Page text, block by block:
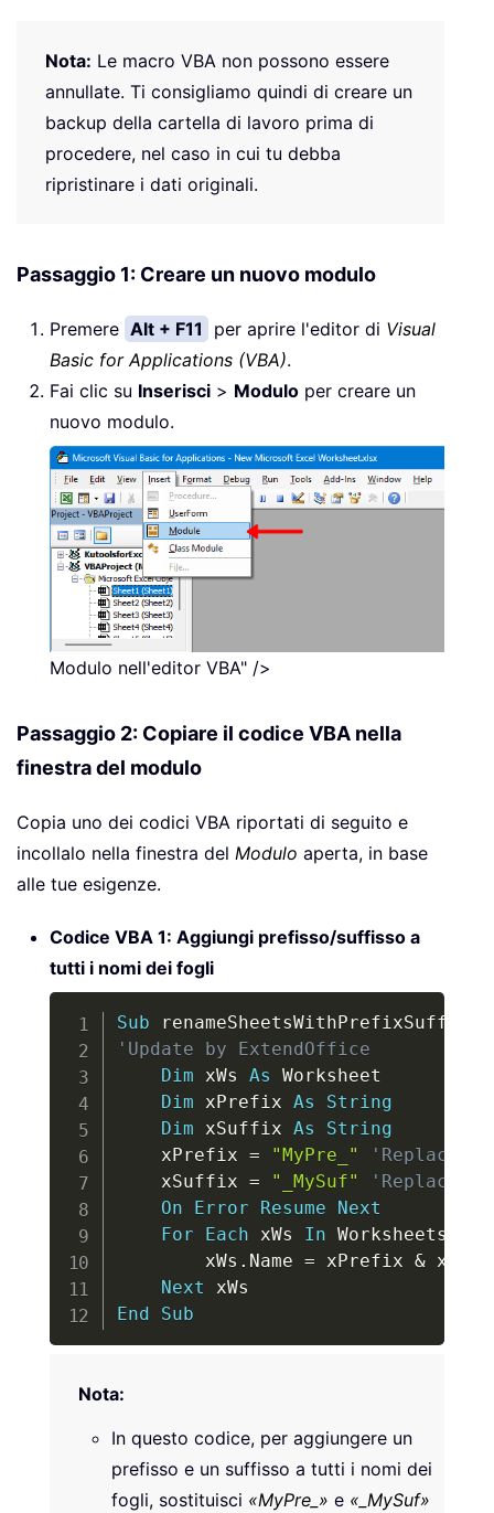
Nota: Le macro VBA non possono essere
annullate. Ti consigliamo quindi di creare un
backup della cartella di lavoro prima di
procedere, nel caso in cui tu debba
ripristinare i dati originali.
Passaggio 1: Creare un nuovo modulo
Premere Alt + F11 per aprire l'editor di Visual
Basic for Applications (VBA).
Fai clic su Inserisci > Modulo per creare un
nuovo modulo.
Modulo nell'editor VBA" />
Passaggio 2: Copiare il codice VBA nella
finestra del modulo
Copia uno dei codici VBA riportati di seguito e
incollalo nella finestra del Modulo aperta, in base
alle tue esigenze.
Codice VBA 1: Aggiungi prefisso/suffisso a
tutti i nomi dei fogli
Sub renameSheetsWithPrefixSuffix
'Update by ExtendOffice
Dim xWs As Worksheet
Dim xPrefix As
String
Dim xSuffix As
String
    xPrefix
= "MyPre_"
'Replace
    xSuffix
= "_MySuf"
'Replace
On
Error Resume
Next
For
Each xWs In Worksheets
        xWs
. Name = xPrefix & xWs
Next
End
Sub
Copy
Nota:
In questo codice, per aggiungere un
prefisso e un suffisso a tutti i nomi dei
fogli, sostituisci «MyPre_» e «_MySuf»